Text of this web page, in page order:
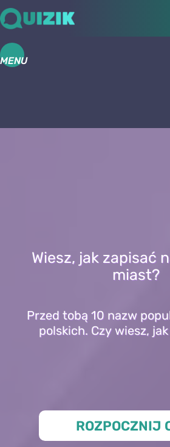
MENU
Wiesz, jak zapisać
miast?
Przed tobą 10 nazw
polskich. Czy wiesz,
ROZPOCZNIJ